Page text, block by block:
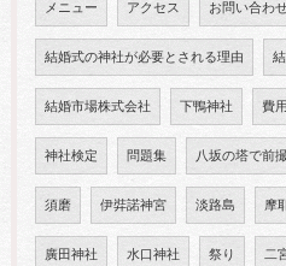
メニュー アクセス お問い合わ
結婚式の神社が必要とされる理由
結婚市場株式会社 下鴨神社 費用
神社検定 問題集 八坂の塔で前
須磨 伊弉諾神宮 淡路島 摩
廣田神社 水口神社 祭り 二